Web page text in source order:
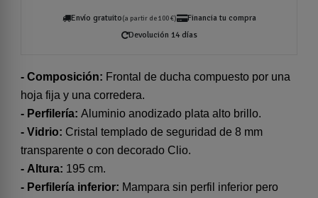
Envío gratuito(a partir de 100 €)
Financia tu compra
Devolución 14 días
- Composición: Frontal de ducha compuesto por una
hoja fija y una corredera.
- Perfilería: Aluminio anodizado plata alto brillo.
- Vidrio: Cristal templado de seguridad de 8 mm
transparente o con decorado Clio.
- Altura: 195 cm.
- Perfilería inferior: Mampara sin perfil inferior pero